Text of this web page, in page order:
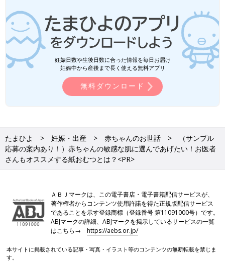
妊娠日数や生後日数に合った情報を毎日お届け
妊娠中から産後まで長く使える無料アプリ
無料ダウンロード
たまひよ 妊娠・出産 赤ちゃんのお世話
（サンプル
応募の案内あり！）赤ちゃんの敏感な肌に選んであげたい！お医者
さんもオススメする紙おむつとは？<PR>
ＡＢＪマークは、この電子書店・電子書籍配信サービスが、
著作権者からコンテンツ使用許諾を得た正規版配信サービス
であることを示す登録商標（登録番号 第11091000号）です。
ABJマークの詳細、ABJマークを掲示しているサービスの一覧
はこちら→https://aebs.or.jp/
本サイトに掲載されている記事・写真・イラスト等のコンテンツの無断転載を禁じま
す。